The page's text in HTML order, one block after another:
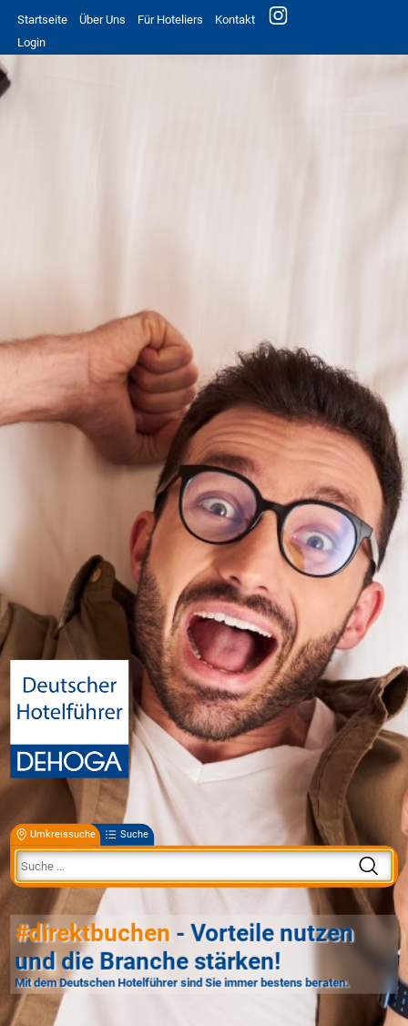
Startseite Über Uns Für Hoteliers
Kontakt
Login
Umkreissuche Suche
#direktbuchen - Vorteile nutzen
und die Branche stärken!
Mit dem Deutschen Hotelführer sind Sie immer bestens beraten.